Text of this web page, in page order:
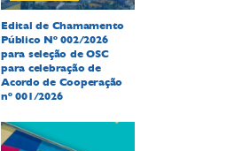
Edital de Chamamento
Público Nº 002/2026
para seleção de OSC
para celebração de
Acordo de Cooperação
nº 001/2026